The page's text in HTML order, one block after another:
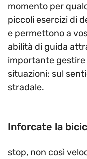
momento per
piccoli esercizi di
e permettono a
abilità di guida
importante
situazioni: sul
stradale.
Inforcate la
stop, non così